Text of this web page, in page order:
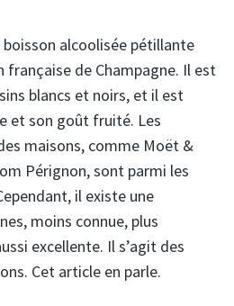
boisson alcoolisée pétillante
française de Champagne. Il est
blancs et noirs, et il est
et son goût fruité. Les
maisons, comme Moët &
Pérignon, sont parmi les
il existe une
moins connue, plus
excellente. Il s’agit des
Cet article en parle.